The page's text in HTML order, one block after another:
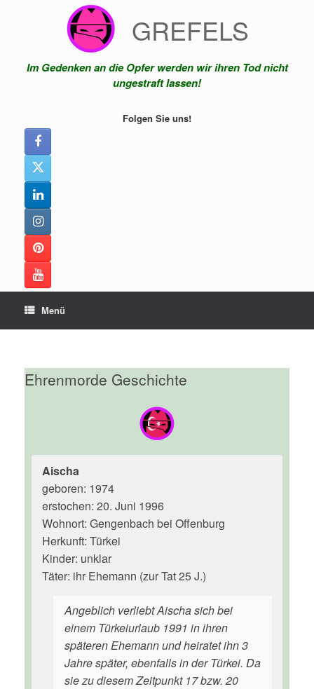
GREFELS
Im Gedenken an die Opfer werden wir ihren Tod nicht
ungestraft lassen!
Folgen Sie uns!
Menü
Ehrenmorde Geschichte
Aischa
geboren: 1974
erstochen: 20. Juni 1996
Wohnort: Gengenbach bei Offenburg
Herkunft: Türkei
Kinder: unklar
Täter: ihr Ehemann (zur Tat 25 J.)
Angeblich verliebt Aischa sich bei
einem Türkeiurlaub 1991 in ihren
späteren Ehemann und heiratet ihn 3
Jahre später, ebenfalls in der Türkei. Da
sie zu diesem Zeitpunkt 17 bzw. 20